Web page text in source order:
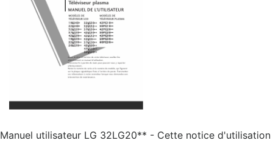
Manuel utilisateur LG 32LG20** - Cette notice d'utilisation